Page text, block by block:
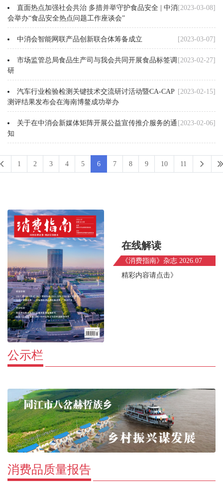
[2023-03-08]
直面热点加强社会共治 多措并举守护食品安全 | 中消
会举办“食品安全热点问题工作座谈会”
[2023-03-07]
中消会智能网联产品创新联合体筹备成立
[2023-02-27]
市场监管总局食品生产司与我会共同开展食品标签调
研
[2023-02-15]
汽车行业检验检测关键技术交流研讨活动暨CA-CAP
测评结果发布会在海南博鳌成功举办
[2023-02-06]
关于在中消会新媒体矩阵开展公益宣传推介服务的通
知
1 2 3 4 5 6 7 8 9 10 11
在线解读
《消费指南》杂志 2026.07
精彩内容请点击》
公示栏
消费品质量报告